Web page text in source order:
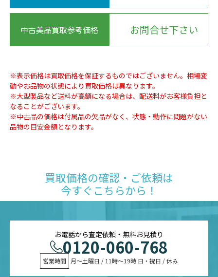
中古美品買取参考価格 お問合せ下さい
※表示価格は買取価格を保証するものではございません。相場変
動やお品物の状態により買取価格は異なります。
※大型製品など送料が高額になる場合は、配送料がお客様負担と
なることがございます。
※中古品の価格は付属品の欠品がなく、状態・動作に問題がない
品物の目安金額となります。
買取価格の確認・ご依頼は
今すぐこちらから！
お電話から査定依頼・無料お見積り
0120-060-768
営業時間 月〜土曜日 / 11時〜19時 日・祝日 / 休み